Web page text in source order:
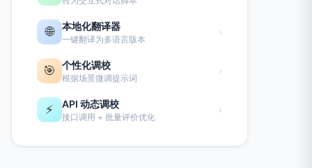
🌐 本地化翻译器
一键翻译为多语言版本
›
🎯 个性化调校
根据场景微调提示词
›
⚡ API 动态调校
接口调用 + 批量评价优化
›